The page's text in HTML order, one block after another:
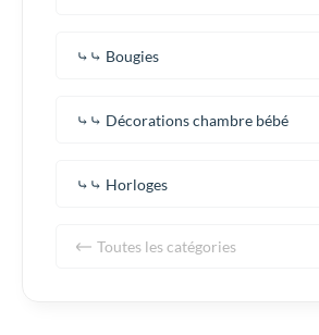
⤷⤷ Bougies
⤷⤷ Décorations chambre bébé
⤷⤷ Horloges
Toutes les catégories